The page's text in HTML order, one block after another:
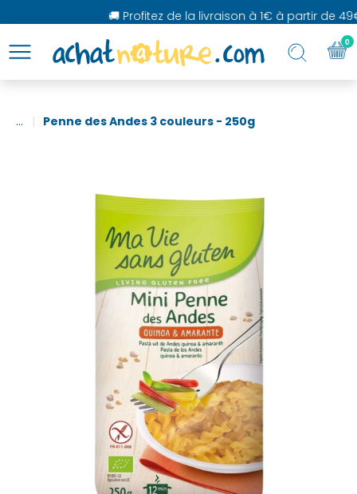
🚚 Profitez de la livraison à 1€ à partir de
... Penne des Andes 3 couleurs - 250g
0